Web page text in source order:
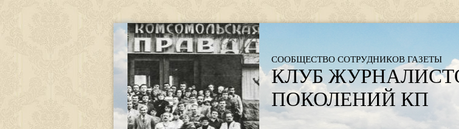
СООБЩЕСТВО СОТРУДНИКОВ ГАЗЕТЫ
КЛУБ
ПОКОЛЕНИЙ КП